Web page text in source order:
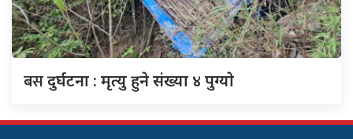
बसदुर्घटना : मृत्यु हुने संख्या ४ पुग्याे